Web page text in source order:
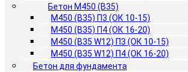
Бетон М450 (B35)
М450 (B35) П3 (ОК 10-15)
М450 (B35) П4 (ОК 16-20)
М450 (B35 W12) П3 (ОК 10-15)
М450 (B35 W12) П4 (ОК 16-20)
Бетон для фундамента